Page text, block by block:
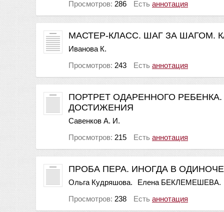
Просмотров: 286 Есть аннотация
МАСТЕР-КЛАСС. ШАГ ЗА ШАГОМ.
Иванова К.
Просмотров: 243 Есть аннотация
ПОРТРЕТ ОДАРЕННОГО
ДОСТИЖЕНИЯ
Савенков А. И.
Просмотров: 215 Есть аннотация
ПРОБА ПЕРА. ИНОГДА В
Ольга Кудряшова.
Елена БЕКЛЕМЕШЕВА.
Просмотров: 238 Есть аннотация